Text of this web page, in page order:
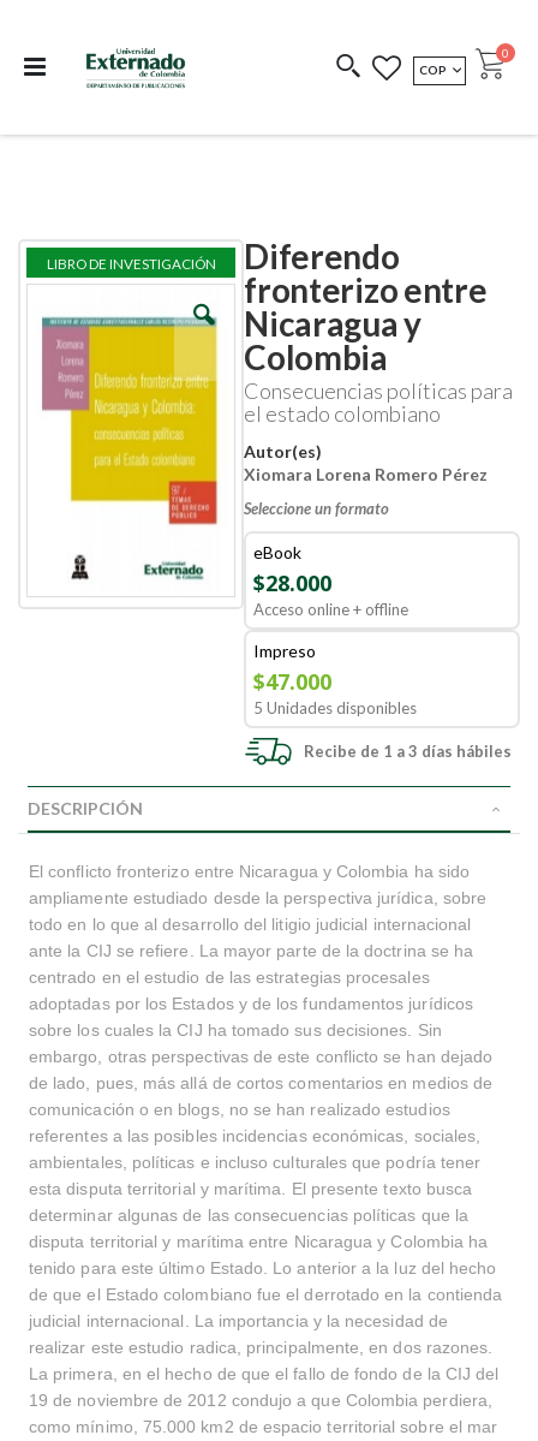
COEDICIONES REDIMIR CÓDIGO
MONEDA
COP Cart
0
Diferendo
fronterizo entre
Nicaragua y
Colombia
Consecuencias políticas para
el estado colombiano
Autor(es)
Xiomara Lorena Romero Pérez
Seleccione un formato
eBook
$28.000
Acceso online + offline
Impreso
$47.000
5 Unidades disponibles
Recibe de 1 a 3 días hábiles
Skip
end
images
Skip
beginning
images
LIBRO DE INVESTIGACIÓN
DESCRIPCIÓN
El conflicto fronterizo entre Nicaragua y Colombia ha sido
ampliamente estudiado desde la perspectiva jurídica, sobre
todo en lo que al desarrollo del litigio judicial internacional
ante la CIJ se refiere. La mayor parte de la doctrina se ha
centrado en el estudio de las estrategias procesales
adoptadas por los Estados y de los fundamentos jurídicos
sobre los cuales la CIJ ha tomado sus decisiones. Sin
embargo, otras perspectivas de este conflicto se han dejado
de lado, pues, más allá de cortos comentarios en medios de
comunicación o en blogs, no se han realizado estudios
referentes a las posibles incidencias económicas, sociales,
ambientales, políticas e incluso culturales que podría tener
esta disputa territorial y marítima. El presente texto busca
determinar algunas de las consecuencias políticas que la
disputa territorial y marítima entre Nicaragua y Colombia ha
tenido para este último Estado. Lo anterior a la luz del hecho
de que el Estado colombiano fue el derrotado en la contienda
judicial internacional. La importancia y la necesidad de
realizar este estudio radica, principalmente, en dos razones.
La primera, en el hecho de que el fallo de fondo de la CIJ del
19 de noviembre de 2012 condujo a que Colombia perdiera,
como mínimo, 75.000 km2 de espacio territorial sobre el mar